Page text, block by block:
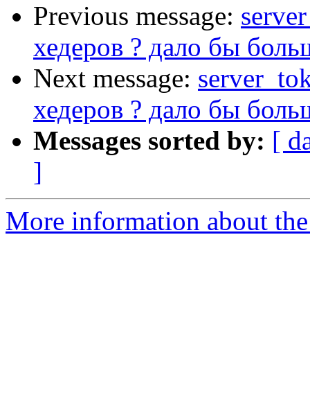
Previous message:
хедеров ? дало бы
Next message:
хедеров ? дало бы
Messages sorted by: [
]
More information about